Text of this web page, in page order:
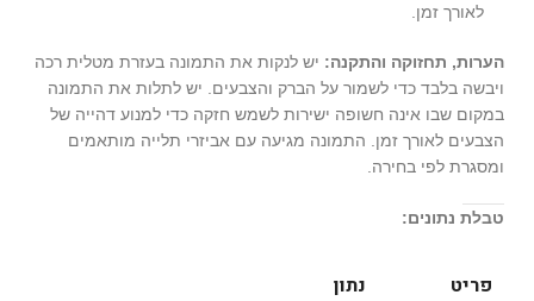
לאורך זמן.
הערות, תחזוקה והתקנה: יש לנקות את התמונה בעזרת מטלית רכה
ויבשה בלבד כדי לשמור על הברק והצבעים. יש לתלות את התמונה
במקום שבו אינה חשופה ישירות לשמש חזקה כדי למנוע דהייה של
הצבעים לאורך זמן. התמונה מגיעה עם אביזרי תלייה מותאמים
ומסגרת לפי בחירה.
טבלת נתונים:
פריט נתון